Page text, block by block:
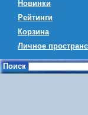
Новинки
Рейтинги
Корзина
Личное
Поиск